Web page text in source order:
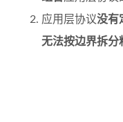
应用层协议没有
无法按边界拆分